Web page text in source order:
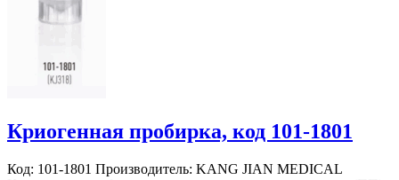
Криогенная пробирка, код 101-1801
Код: 101-1801 Производитель: KANG JIAN MEDICAL